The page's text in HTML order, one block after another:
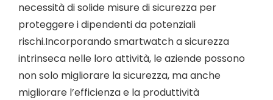
necessità di solide misure di sicurezza per
proteggere i dipendenti da potenziali
rischi.Incorporando smartwatch a sicurezza
intrinseca nelle loro attività, le aziende possono
non solo migliorare la sicurezza, ma anche
migliorare l’efficienza e la produttività